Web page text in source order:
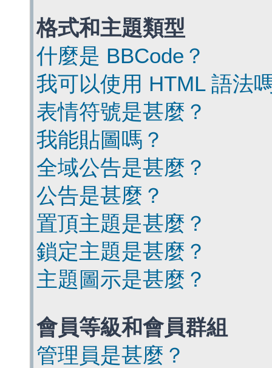
格式和主題類型
什麼是 BBCode？
我可以使用 HTML 語法
表情符號是甚麼？
我能貼圖嗎？
全域公告是甚麼？
公告是甚麼？
置頂主題是甚麼？
鎖定主題是甚麼？
主題圖示是甚麼？
會員等級和會員群組
管理員是甚麼？